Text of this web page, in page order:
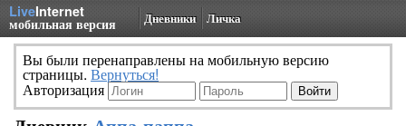
LiveInternet
мобильная версия Дневники Личка
Вы были перенаправлены на мобильную версию
страницы. Вернуться!
Авторизация